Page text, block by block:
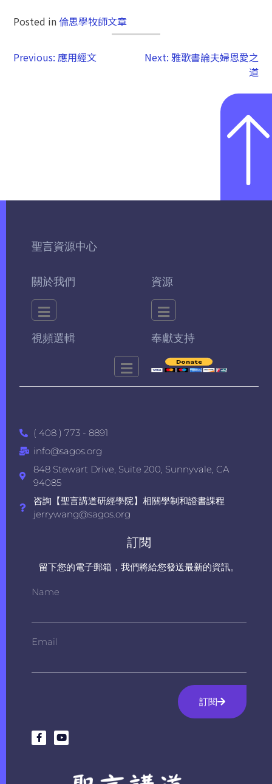
Posted in 倫思學牧師文章
Previous: 應用經文 Next: 雅歌書論夫婦恩愛之
道
聖言資源中心
關於我們 資源
視頻選輯 奉獻支持
( 408 ) 773 - 8891
info@sagos.org
848 Stewart Drive, Suite 200, Sunnyvale, CA
94085
咨詢【聖言講道研經學院】相關學制和證書課程
jerrywang@sagos.org
訂閱
留下您的電子郵箱，我們將給您發送最新的資訊。
Name
Email
訂閱